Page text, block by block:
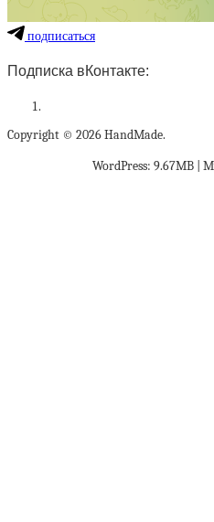
подписаться
Подписка вКонтакте:
Copyright © 2026 HandMade.
WordPress: 9.67MB |